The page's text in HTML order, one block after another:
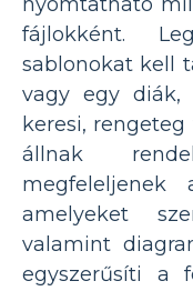
fájlokként.
sablonokat kell
vagy egy diák,
keresi,
állnak
megfeleljenek
amelyeket
valamint
egyszerűsíti a